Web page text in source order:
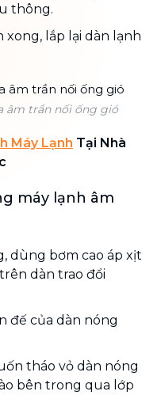
thông.
xong, lắp lại dàn lạnh
âm trần nối ống gió
Máy Lạnh Tại Nhà
máy lạnh âm
dùng bơm cao áp xịt
dàn trao đổi
đế của dàn nóng
tháo vỏ dàn nóng
bên trong qua lớp